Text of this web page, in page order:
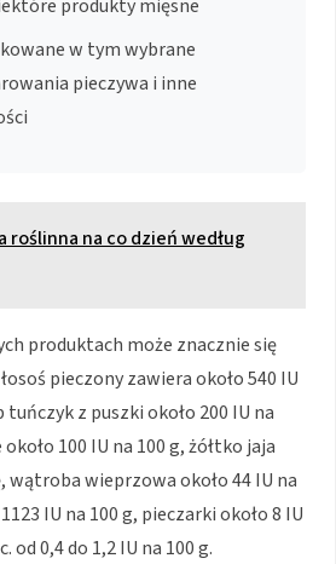
produkty mięsne
w tym wybrane
pieczywa i inne
roślinna na co dzień według
produktach może znacznie się
pieczony zawiera około 540 IU
tuńczyk z puszki około 200 IU na
100 IU na 100 g, żółtko jaja
wątroba wieprzowa około 44 IU na
IU na 100 g, pieczarki około 8 IU
od 0,4 do 1,2 IU na 100 g.